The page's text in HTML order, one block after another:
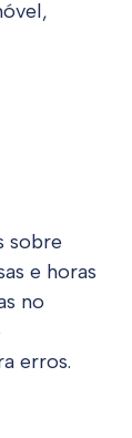
sobre
e horas
no
erros.